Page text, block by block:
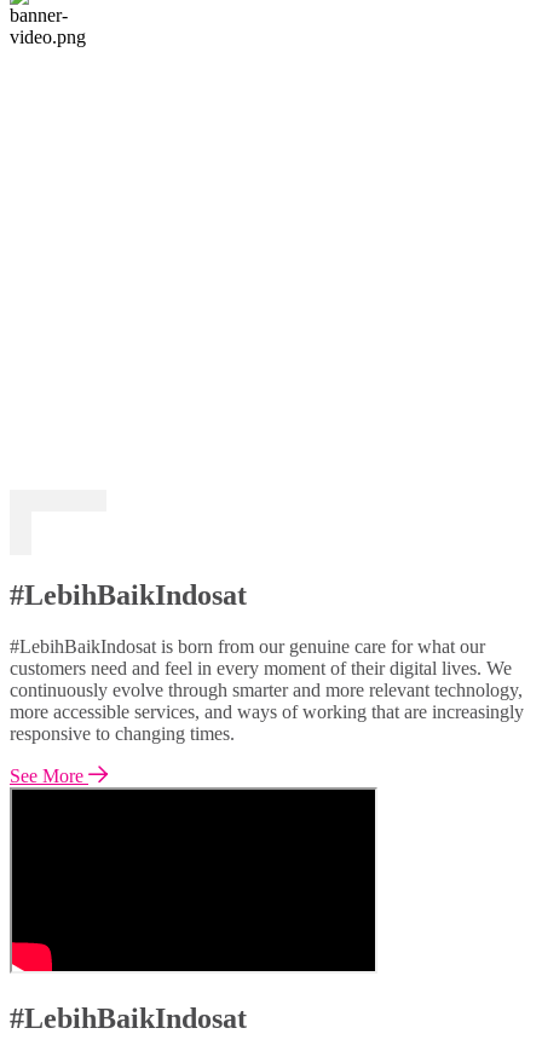
#LebihBaikIndosat
#LebihBaikIndosat is born from our genuine care for what our
customers need and feel in every moment of their digital lives. We
continuously evolve through smarter and more relevant technology,
more accessible services, and ways of working that are increasingly
responsive to changing times.
See More
#LebihBaikIndosat